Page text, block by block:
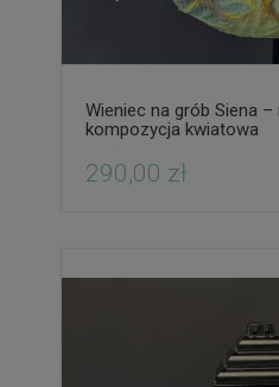
Wieniec na grób Siena
kompozycja kwiatowa
290,00 zł